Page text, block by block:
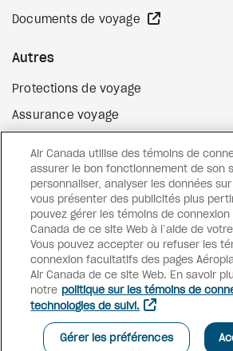
Documents de voyage
Autres
Protections de voyage
Assurance voyage
Surclassement de vol
Cartes-cadeaux Site Web externe
Facebook
©2026Vacances Air
Air Canada utilise des témoins de
assurer le bon fonctionnement de son
personnaliser, analyser les données
vous présenter des publicités plus
pouvez gérer les témoins de connexion
Canada de ce site Web à l’aide de
Vous pouvez accepter ou refuser les
connexion facultatifs des pages
Air Canada de ce site Web. En savoir
notre politique sur les témoins de
technologies de suivi.
Gérer les préférences